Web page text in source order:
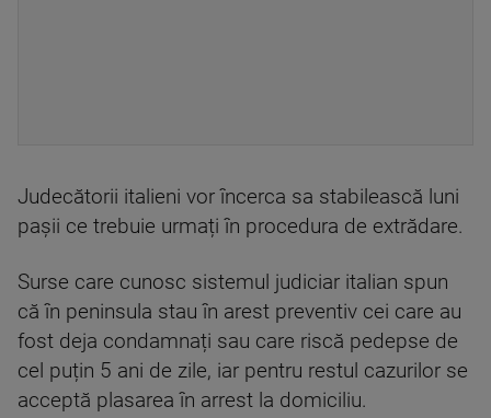
Judecătorii italieni vor încerca sa stabilească luni
pașii ce trebuie urmați în procedura de extrădare.
Surse care cunosc sistemul judiciar italian spun
că în peninsula stau în arest preventiv cei care au
fost deja condamnați sau care riscă pedepse de
cel puțin 5 ani de zile, iar pentru restul cazurilor se
acceptă plasarea în arrest la domiciliu.